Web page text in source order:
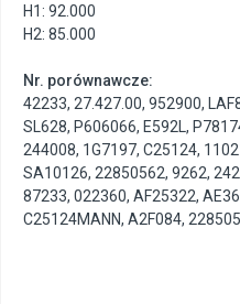
H1: 92.000
H2: 85.000
Nr. porównawcze:
42233, 27.427.00, 952900,
SL628, P606066, E592L ,
244008, 1G7197, C25124,
SA10126, 22850562, 9262,
87233, 022360, AF25322,
C25124MANN, A2F084,